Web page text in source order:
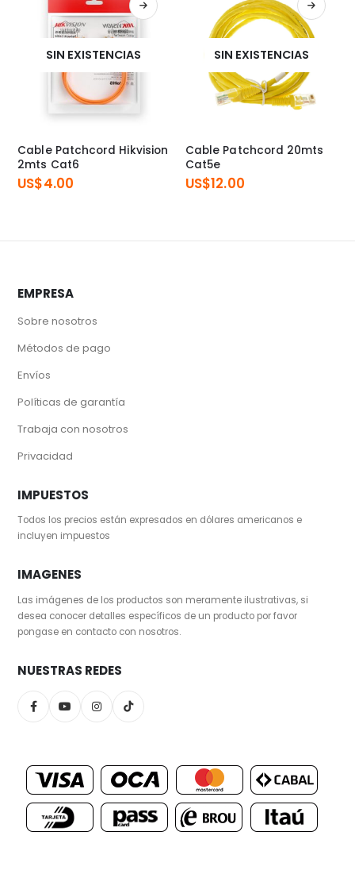
SIN EXISTENCIAS
Cable Patchcord Hikvision
2mts Cat6
US$4.00
SIN EXISTENCIAS
Cable Patchcord 20mts
Cat5e
US$12.00
EMPRESA
Sobre nosotros
Métodos de pago
Envíos
Políticas de garantía
Trabaja con nosotros
Privacidad
IMPUESTOS
Todos los precios están expresados en dólares americanos e
incluyen impuestos
IMAGENES
Las imágenes de los productos son meramente ilustrativas, si
desea conocer detalles específicos de un producto por favor
pongase en contacto con nosotros.
NUESTRAS REDES